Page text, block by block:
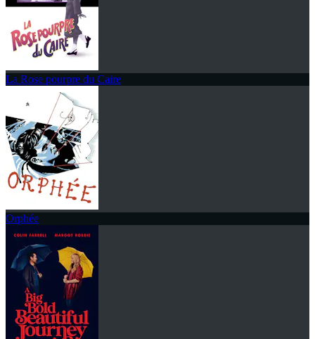
La Rose pourpre du Caire
Orphée